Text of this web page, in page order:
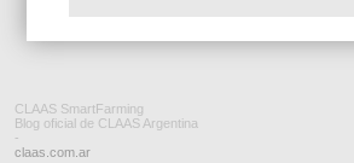
CLAAS SmartFarming
Blog oficial de CLAAS Argentina
-
claas.com.ar